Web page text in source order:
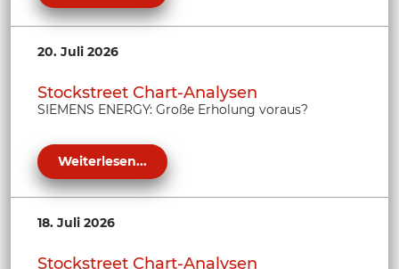
20. Juli 2026
Stockstreet Chart-Analysen
SIEMENS ENERGY: Große Erholung voraus?
Weiterlesen...
18. Juli 2026
Stockstreet Chart-Analysen